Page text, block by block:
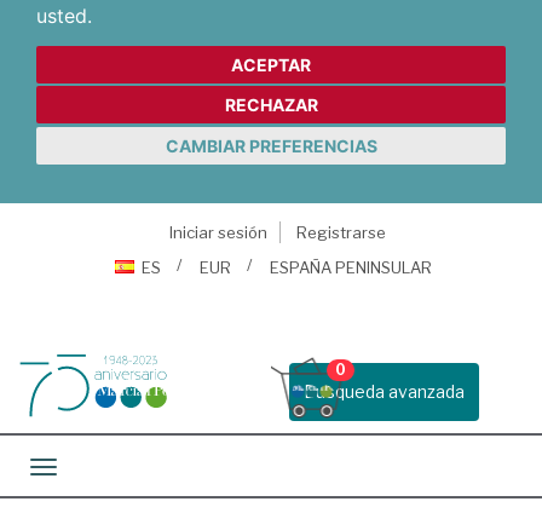
usted.
ACEPTAR
RECHAZAR
CAMBIAR PREFERENCIAS
Iniciar sesión
Registrarse
ES
EUR ESPAÑA PENINSULAR
Busqueda avanzada
0
Toggle navigation